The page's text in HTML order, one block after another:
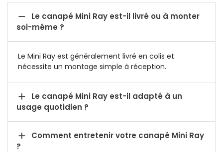

soi-même ?
Le Mini Ray est généralement livré en colis et
nécessite un montage simple à réception.

Le canapé Mini Ray est-il adapté à un
usage quotidien ?

Comment entretenir votre canapé Mini Ray
?